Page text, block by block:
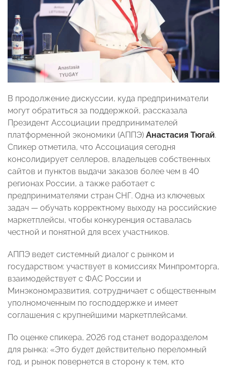
В продолжение дискуссии, куда предприниматели
могут обратиться за поддержкой, рассказала
Президент Ассоциации предпринимателей
платформенной экономики (АППЭ) Анастасия Тюгай.
Спикер отметила, что Ассоциация сегодня
консолидирует селлеров, владельцев собственных
сайтов и пунктов выдачи заказов более чем в 40
регионах России, а также работает с
предпринимателями стран СНГ. Одна из ключевых
задач — обучать корректному выходу на российские
маркетплейсы, чтобы конкуренция оставалась
честной и понятной для всех участников.
АППЭ ведет системный диалог с рынком и
государством: участвует в комиссиях Минпромторга,
взаимодействует с ФАС России и
Минэкономразвития, сотрудничает с общественным
уполномоченным по господдержке и имеет
соглашения с крупнейшими маркетплейсами.
По оценке спикера, 2026 год станет водоразделом
для рынка: «Это будет действительно переломный
год, и рынок повернется в сторону к тем, кто